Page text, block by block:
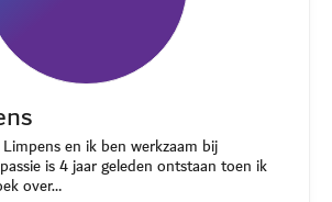
en ik ben werkzaam bij
is 4 jaar geleden ontstaan toen ik
over…